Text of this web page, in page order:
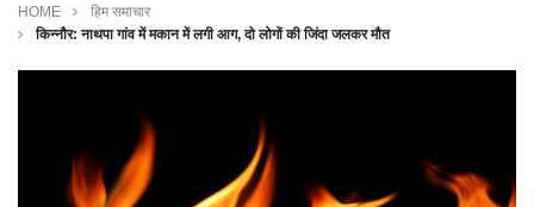
HOME
हिम समाचार
किन्नौर: नाथपा गांव में मकान में लगी आग, दो लोगों की जिंदा जलकर मौत